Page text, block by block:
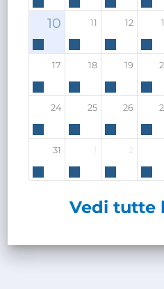
10 11 12
17 18 19
24 25 26
31 1
Vedi tutte